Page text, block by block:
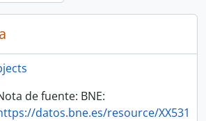
de fuente: BNE:
datos.bne.es/resource/XX531